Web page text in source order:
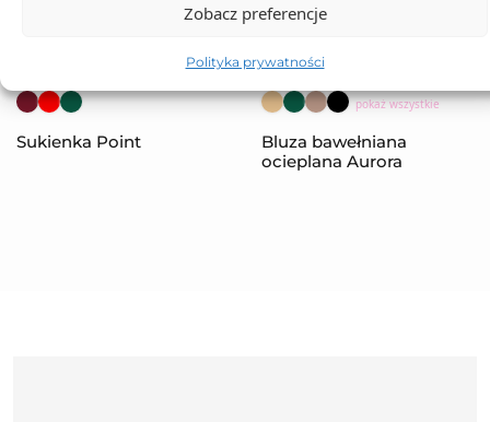
Zobacz preferencje
Polityka prywatności
Sukienka Point
pokaż wszystkie
Bluza bawełniana
ocieplana Aurora